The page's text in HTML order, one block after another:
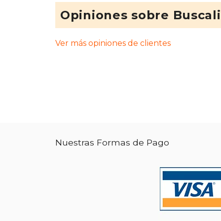
Opiniones sobre
Ver más opiniones de clientes
Nuestras Formas de Pago